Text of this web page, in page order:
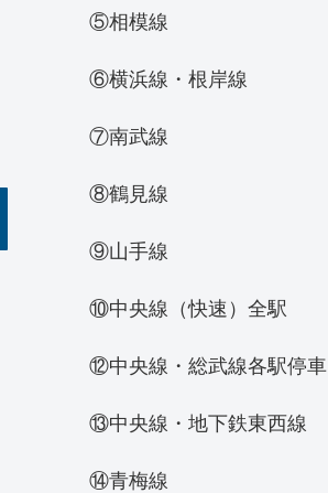
⑤相模線
⑥横浜線・根岸線
⑦南武線
⑧鶴見線
⑨山手線
⑩中央線（快速）全駅
⑫中央線・総武線各駅停車
⑬中央線・地下鉄東西線
⑭青梅線